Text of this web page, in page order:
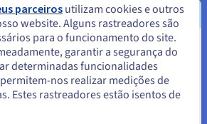
localizado em
de Estados Unidos, terá de consultar e
do país em questão.
parceiros utilizam cookies e outros
website. Alguns rastreadores são
para o funcionamento do site.
garantir a segurança do
determinadas funcionalidades
nos realizar medições de
Estes rastreadores estão isentos de